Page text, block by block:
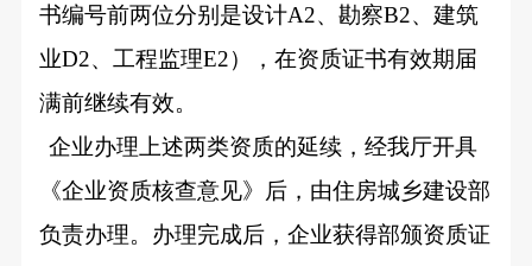
书编号前两位分别是设计A2、勘察B2、建筑
业D2、工程监理E2），在资质证书有效期届
满前继续有效。
企业办理上述两类资质的延续，经我厅开具
《企业资质核查意见》后，由住房城乡建设部
负责办理。办理完成后，企业获得部颁资质证